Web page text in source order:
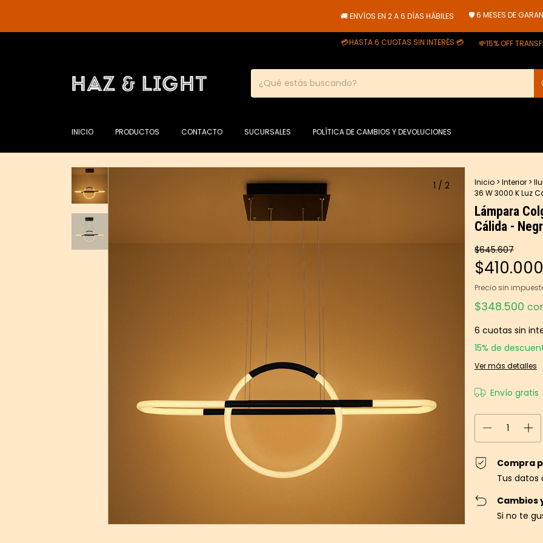
🚚 ENVÍOS EN 2 A 6 DÍAS HÁBILES 🛡️ 6 MESES DE GARANTÍA
💳HASTA 6 CUOTAS SIN INTERÉS 💳 💸15% OFF
INICIO PRODUCTOS CONTACTO SUCURSALES POLÍTICA DE CAMBIOS Y DEVOLUCIONES
1 / 2 Inicio > Interior >
36 W 3000 K Luz
Lámpara
Cálida -
$645.607
$410.000
Precio sin
$348.500
6 cuotas sin
15% de
Ver más detalles
Envío gratis
Compra
Tus datos
Cambios
Si no te